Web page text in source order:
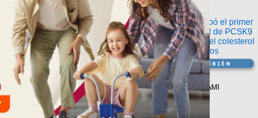
Soubeiran Chobet
Salud
La FDA aprobó el primer
inhibidor oral de PCSK9
para reducir el colesterol
LDL en adultos
Vademécum
Descuentos PAMI